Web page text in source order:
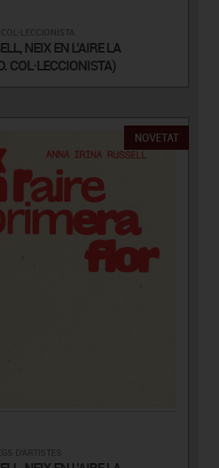
NEIX EN L’AIRE LA
COL·LECCIONISTA)
NOVETAT